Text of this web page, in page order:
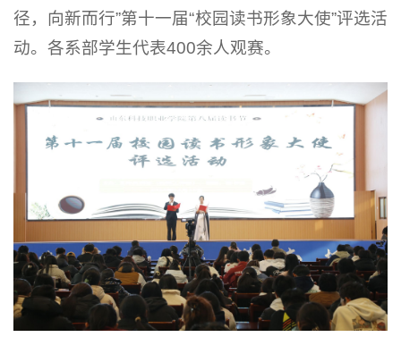
径，向新而行”第十一届“校园读书形象大使”评选活
动。各系部学生代表400余人观赛。